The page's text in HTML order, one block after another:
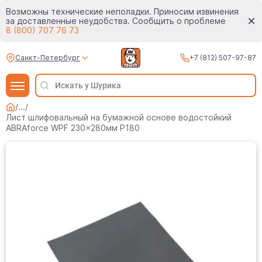
Возможны технические неполадки. Приносим извинения
за доставленные неудобства. Сообщить о проблеме
8 (800) 707 76 73
Санкт-Петербург +7 (812) 507-97-87
/.../
Лист шлифовальный на бумажной основе водостойкий
ABRAforce WPF 230x280мм P180